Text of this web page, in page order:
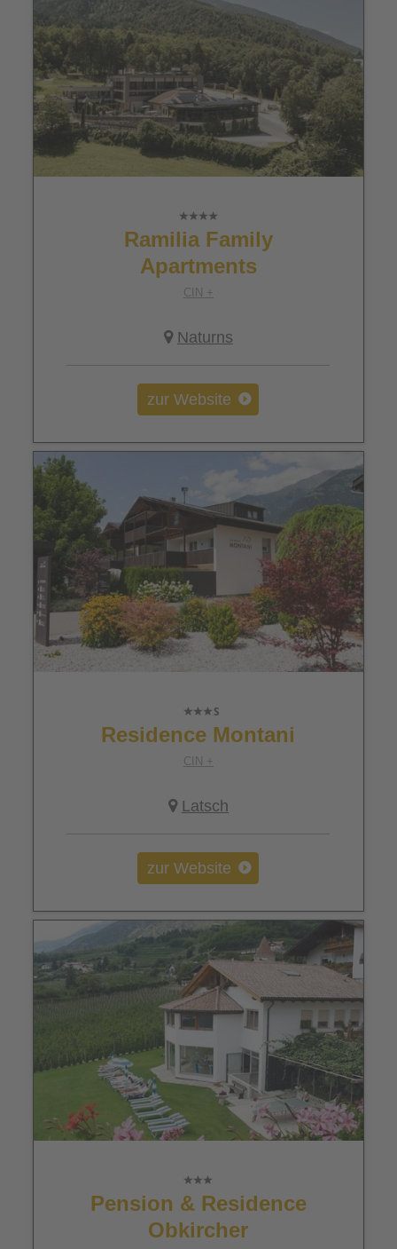
Ramilia Family
Apartments
CIN +
Naturns
zur Website
Residence Montani
CIN +
Latsch
zur Website
Pension & Residence
Obkircher